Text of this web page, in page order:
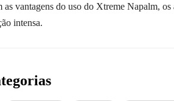
as vantagens do uso do Xtreme Napalm,
intensa.